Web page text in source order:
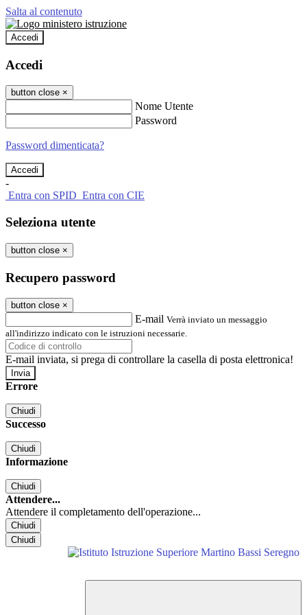
Salta al contenuto
Accedi
Accedi
button close ×
Nome Utente
Password
Password dimenticata?
-
Entra con SPID Entra con CIE
Seleziona utente
button close ×
Recupero password
button close ×
E-mail Verrà inviato un messaggio
all'indirizzo indicato con le istruzioni necessarie.
E-mail inviata, si prega di controllare la casella di posta elettronica!
Errore
Chiudi
Successo
Chiudi
Informazione
Chiudi
Attendere...
Attendere il completamento dell'operazione...
Chiudi
Chiudi